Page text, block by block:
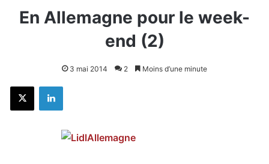
En Allemagne pour le week-
end (2)
3 mai 2014 2 Moins d’une minute
X Linkedin